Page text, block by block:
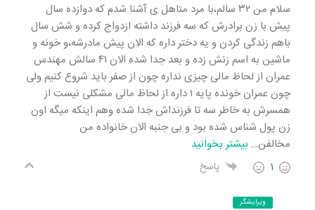
سلام من ۳۲ سالم،با مرد متاهل ی آشنا شدم که دوازده سال
پیش با زن برادرش که سه فرزند داشته ازدواج کرده و شش سال
باهم زندگی کردن و یه دختر داره که الان پیش مادرشه،و خونه و
ماشین به اسم زنش زده و بعد جدا شده الان ۴۱ سالش مهندس
عمران از لحاظ مالی چیزی نداره چون از صفر باید شروع کنیم ولی
چون عمران خونده پایه ۱ داره از لحاظ مالی مشکلی نیست از
همسرش به خاطر سه تا فرزنداش جدا شده وهم اینکه میگه اون
زن پول شناس شده بود و بی جنبه الان خانواده من
مخالفن… بیشتر بخوانید
1 پاسخ
ویرایشگر